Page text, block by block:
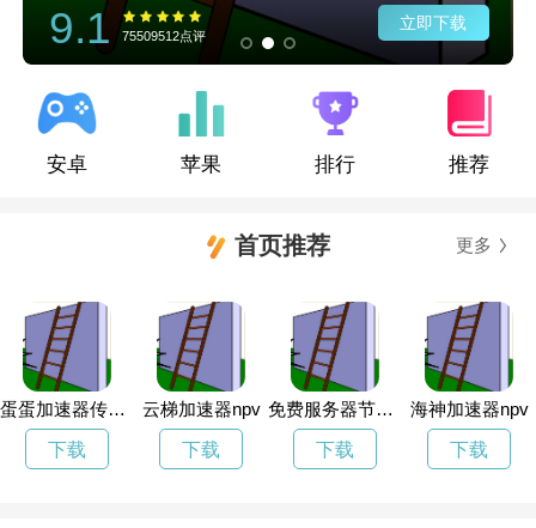
9.1 75509512点评
立即下载
安卓 苹果 排行 推荐
首页推荐 更多
蛋蛋加速器传送门
下载
云梯加速器npv
下载
免费服务器节点安卓下载
下载
海神加速器npv
下载